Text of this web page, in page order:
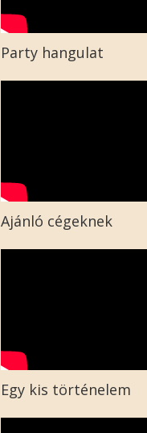
Party hangulat
Ajánló cégeknek
Egy kis történelem